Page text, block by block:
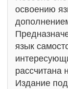
освоению
язык
рассчитана
Издание